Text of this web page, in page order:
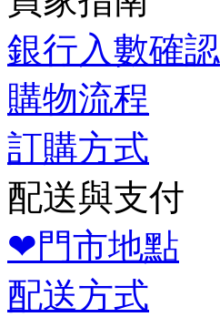
銀行入數確認
購物流程
訂購方式
配送與支付
❤門市地點
配送方式